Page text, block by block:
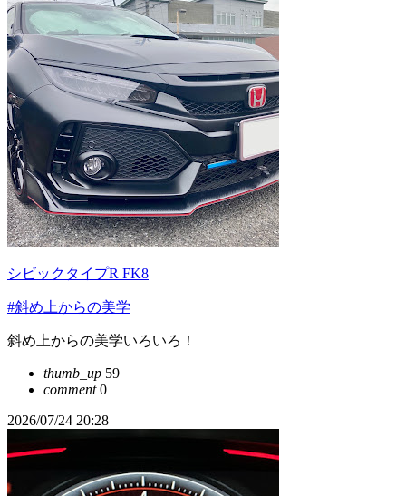
シビックタイプR FK8
#斜め上からの美学
斜め上からの美学いろいろ！
thumb_up 59
comment0
2026/07/24 20:28